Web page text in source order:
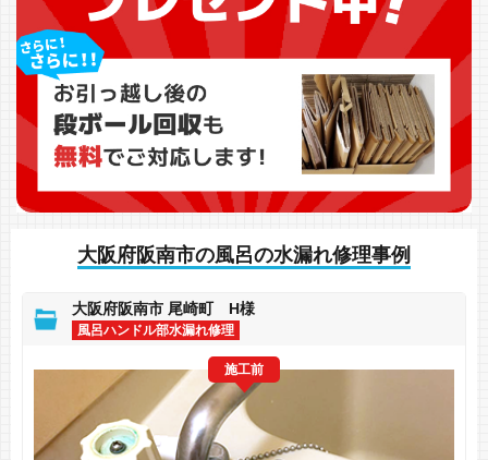
大阪府阪南市の風呂の水漏れ修理事例
大阪府阪南市 尾崎町 H様
風呂ハンドル部水漏れ修理
施工前